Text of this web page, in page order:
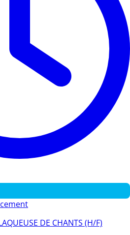
DE CHANTS (H/F)